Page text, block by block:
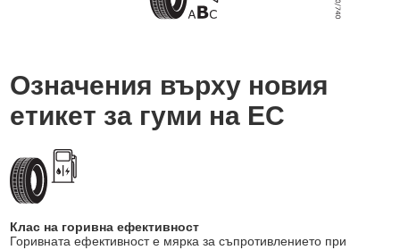
Означения върху новия
етикет за гуми на ЕС
Клас на горивна ефективност
Горивната ефективност е мярка за съпротивлението при